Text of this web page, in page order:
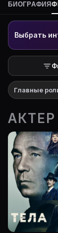
БИОГРАФИЯ
Выбрать
Главные
АКТЕР